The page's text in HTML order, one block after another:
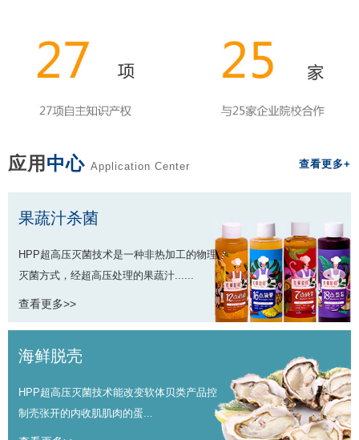
应用 中心 Application Center 查看更多+
果蔬汁杀菌
HPP超高压灭菌技术是一种非热加工的物理
灭菌方式，经超高压处理的果蔬汁......
查看更多>>
海鲜脱壳
HPP超高压灭菌技术能改变软体贝类产品控
制壳张开的内收肌肌肉的蛋...